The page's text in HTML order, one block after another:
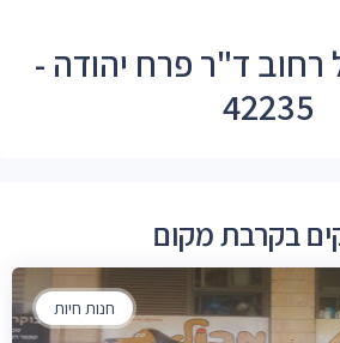
רחוב ד"ר פרח יהודה -
42235
בקרבת מקום
חנות חיות